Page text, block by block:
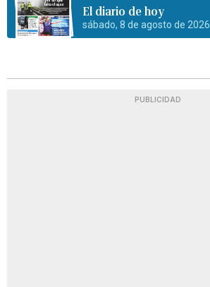
El diario de hoy
sábado, 8 de agosto de 2026
PUBLICIDAD